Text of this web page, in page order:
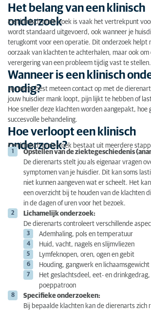
Vragen?
Het belang van een klinisch
onderzoek
Een klinisch onderzoek is vaak het vertrekpunt
wordt standaard uitgevoerd, ook wanneer je
terugkomt voor een operatie. Dit onderzoek helpt
oorzaak van klachten te achterhalen, maar ook om
verergering van een probleem tijdig vast te stellen.
Wanneer is een klinisch
nodig?
Je neemt best meteen contact op met de
jouw huisdier mank loopt, pijn lijkt te hebben of
Hoe sneller deze klachten worden aangepakt, hoe
succesvolle behandeling.
Hoe verloopt een klinisch
onderzoek?
Een klinisch onderzoek bestaat uit meerdere
Opstellen van de ziektegeschiedenis
De dierenarts stelt jou als eigenaar vragen
symptomen van je huisdier. Dit kan soms
niet kunnen aangeven wat er scheelt. Het
een overzicht bij te houden van de klachten
in de dagen of uren voor het bezoek.
Lichamelijk onderzoek:
De dierenarts controleert verschillende
Ademhaling, pols en temperatuur
Huid, vacht, nagels en slijmvliezen
Lymfeknopen, oren, ogen en gebit
Houding, gangwerk en lichaamsgewicht
Het geslachtsdeel, eet- en
poeppatroon
Specifieke onderzoeken:
Bij bepaalde klachten kan de dierenarts zich